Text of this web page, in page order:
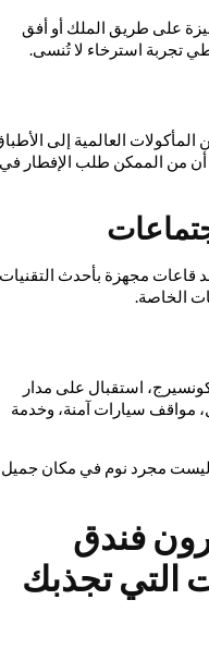
على طريق الملك أو أفق
تجربة استرخاء لا تُنسى.
العالمية إلى الأطباق
من الممكن طلب الإفطار في
مجهزة بأحدث التقنيات
الخاصة.
استقبال على مدار
سيارات آمنة، وخدمة
مجرد نوم في مكان جميل،
فندق
التي تجذبك